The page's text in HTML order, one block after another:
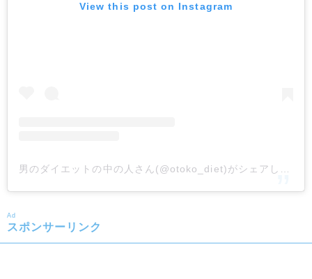
View this post on Instagram
男のダイエットの中の人さん(@otoko_diet)がシェアした投稿
Ad
スポンサーリンク